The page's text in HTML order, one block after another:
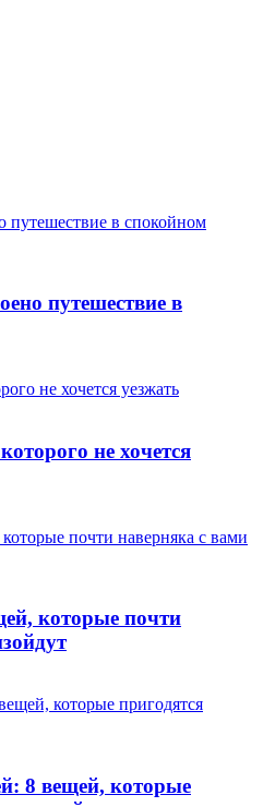
путешествие в
не хочется
которые почти
8 вещей, которые